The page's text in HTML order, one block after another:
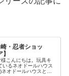
・忍者ショッ
こんにちは。玩具キ
いるネオドールハウス
オドールハウスとは